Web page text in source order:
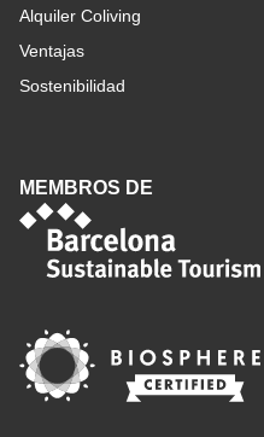
Alquiler Coliving
Ventajas
Sostenibilidad
MEMBROS DE